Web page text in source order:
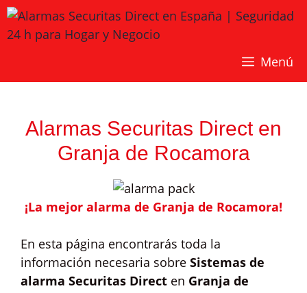
Saltar
al
contenido
Menú
Alarmas Securitas Direct en
Granja de Rocamora
¡La mejor alarma de Granja de Rocamora!
En esta página encontrarás toda la
información necesaria sobre Sistemas de
alarma Securitas Direct en Granja de